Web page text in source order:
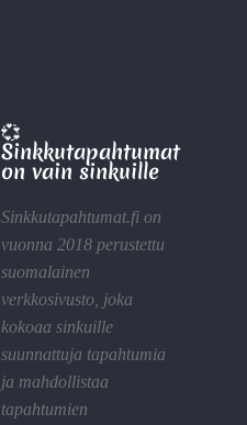
💞
Sinkkutapahtumat
on vain sinkuille
Sinkkutapahtumat.fi on
vuonna 2018 perustettu
suomalainen
verkkosivusto, joka
kokoaa sinkuille
suunnattuja tapahtumia
ja mahdollistaa
tapahtumien